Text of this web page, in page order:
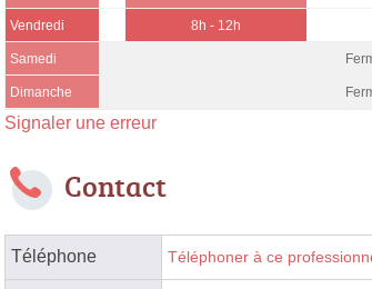
Vendredi 8h - 12h
Samedi
Dimanche
Signaler une erreur
Contact
Téléphone Téléphoner à ce